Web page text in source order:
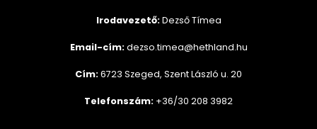
Irodavezető:Dezső Tímea
Email-cím: dezso.timea@hethland.hu
Cím:6723 Szeged, Szent László u. 20
Telefonszám: +36/30 208 3982